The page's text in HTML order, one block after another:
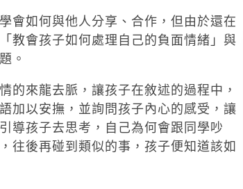
會如何與他人分享、合作，但由於還在
教會孩子如何處理自己的負面情緒」與
。
的來龍去脈，讓孩子在敘述的過程中，
加以安撫，並詢問孩子內心的感受，讓
導孩子去思考，自己為何會跟同學吵
往後再碰到類似的事，孩子便知道該如